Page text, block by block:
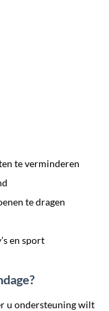
te verminderen
te dragen
en sport
u ondersteuning wilt